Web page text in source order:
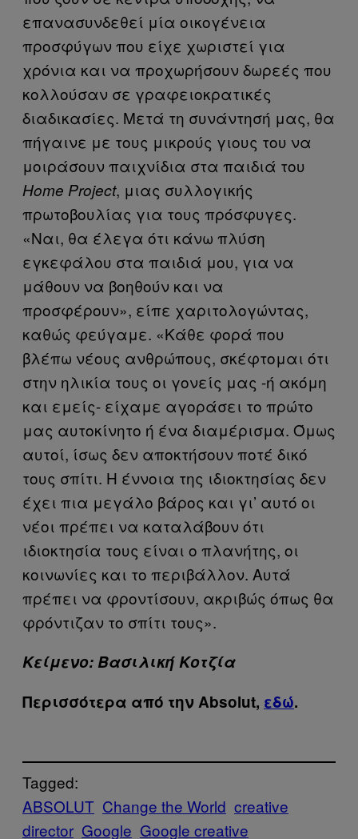
επανασυνδεθεί μία οικογένεια
προσφύγων που είχε χωριστεί για
χρόνια και να προχωρήσουν δωρεές που
κολλούσαν σε γραφειοκρατικές
διαδικασίες. Μετά τη συνάντησή μας, θα
πήγαινε με τους μικρούς γιους του να
μοιράσουν παιχνίδια στα παιδιά του
Home Project, μιας συλλογικής
πρωτοβουλίας για τους πρόσφυγες.
«Ναι, θα έλεγα ότι κάνω πλύση
εγκεφάλου στα παιδιά μου, για να
μάθουν να βοηθούν και να
προσφέρουν», είπε χαριτολογώντας,
καθώς φεύγαμε. «Κάθε φορά που
βλέπω νέους ανθρώπους, σκέφτομαι ότι
στην ηλικία τους οι γονείς μας -ή ακόμη
και εμείς- είχαμε αγοράσει το πρώτο
μας αυτοκίνητο ή ένα διαμέρισμα. Όμως
αυτοί, ίσως δεν αποκτήσουν ποτέ δικό
τους σπίτι. Η έννοια της ιδιοκτησίας δεν
έχει πια μεγάλο βάρος και γι’ αυτό οι
νέοι πρέπει να καταλάβουν ότι
ιδιοκτησία τους είναι ο πλανήτης, οι
κοινωνίες και το περιβάλλον. Αυτά
πρέπει να φροντίσουν, ακριβώς όπως θα
φρόντιζαν το σπίτι τους».
Κείμενο: Βασιλική Κοτζία
Περισσότερα από την Absolut, εδώ.
Tagged:
ABSOLUT Change the World creative
director Google Google creative